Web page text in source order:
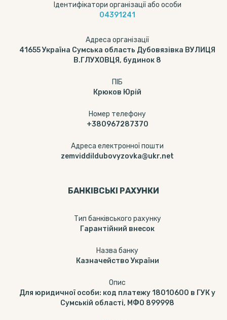
Ідентифікатори організації або особи
04391241
Адреса організації
41655 Україна Сумська область Дубовязівка ВУЛИЦЯ
В.ГЛУХОВЦЯ, будинок 8
ПІБ
Крюков Юрій
Номер телефону
+380967287370
Адреса електронної пошти
zemviddildubovyzovka@ukr.net
БАНКІВСЬКІ РАХУНКИ
Тип банкiвського рахунку
Гарантійний внесок
Назва банку
Казначейство України
Опис
Для юридичної особи: код платежу 18010600 в ГУК у
Сумській області, МФО 899998